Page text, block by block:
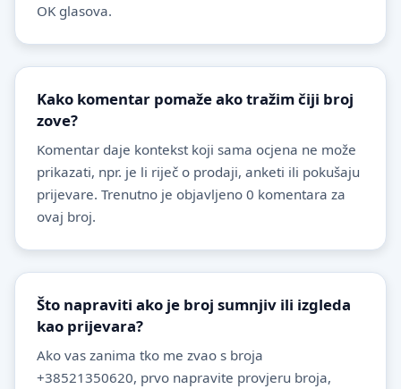
OK glasova.
Kako komentar pomaže ako tražim čiji broj
zove?
Komentar daje kontekst koji sama ocjena ne može
prikazati, npr. je li riječ o prodaji, anketi ili pokušaju
prijevare. Trenutno je objavljeno 0 komentara za
ovaj broj.
Što napraviti ako je broj sumnjiv ili izgleda
kao prijevara?
Ako vas zanima tko me zvao s broja
+38521350620, prvo napravite provjeru broja,